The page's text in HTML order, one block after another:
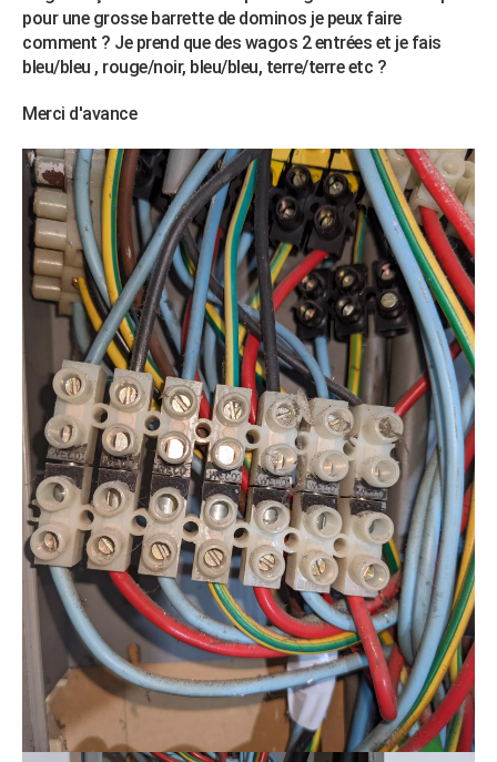
pour une grosse barrette de dominos je peux faire
comment ? Je prend que des wagos 2 entrées et je fais
bleu/bleu , rouge/noir, bleu/bleu, terre/terre etc ?
Merci d'avance